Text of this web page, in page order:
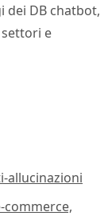
dei DB chatbot,
e
allucinazioni
commerce,